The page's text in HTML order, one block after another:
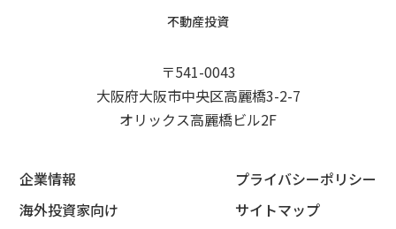
不動産投資
〒541-0043
大阪府大阪市中央区高麗橋3-2-7
オリックス高麗橋ビル2F
企業情報
海外投資家向け
プライバシーポリシー
サイトマップ